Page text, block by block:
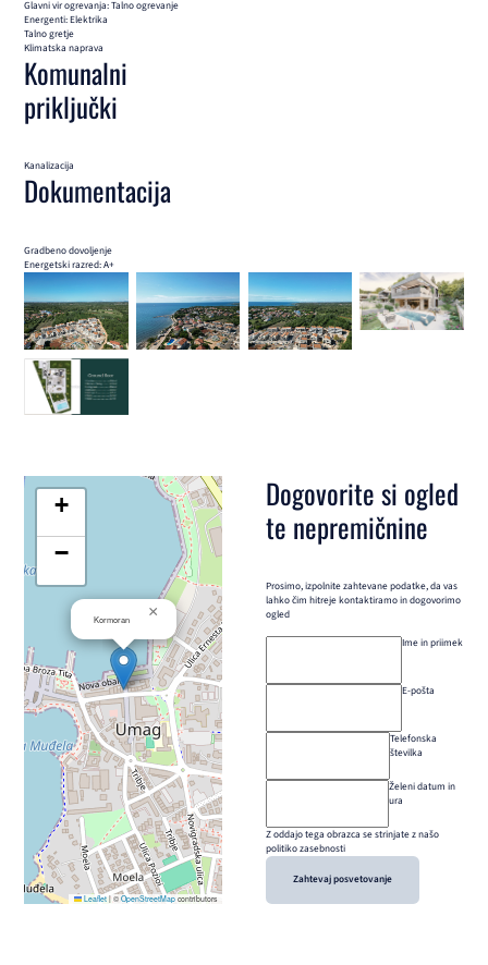
Glavni vir ogrevanja: Talno ogrevanje
Energenti: Elektrika
Talno gretje
Klimatska naprava
Komunalni
priključki
Kanalizacija
Dokumentacija
Gradbeno dovoljenje
Energetski razred: A+
Kormoran ×
+
−
Leaflet |© OpenStreetMapcontributors
Dogovorite si ogled
te nepremičnine
Prosimo, izpolnite zahtevane podatke, da vas
lahko čim hitreje kontaktiramo in dogovorimo
ogled
Ime in priimek
E-pošta
Telefonska
številka
Želeni datum in
ura
Z oddajo tega obrazca se strinjate z našo
politiko zasebnosti
Zahtevaj posvetovanje